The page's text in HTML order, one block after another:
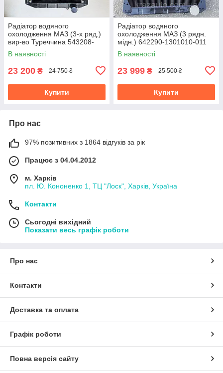
Радіатор водяного
охолодження МАЗ (3-х ряд.)
вир-во Туреччина 543208-
1301010-003
В наявності
23 200 ₴ 24 750 ₴
Купити
Радіатор водяного
охолодження МАЗ (3 рядн.
мідн.) 642290-1301010-011
В наявності
23 999 ₴ 25 500 ₴
Купити
Про нас
97% позитивних з 1864 відгуків за рік
Працює з 04.04.2012
м. Харків
пл. Ю. Кононенко 1, ТЦ "Лоск", Харків, Україна
Контакти
Сьогодні вихідний
Показати весь графік роботи
Про нас
Контакти
Доставка та оплата
Графік роботи
Повна версія сайту